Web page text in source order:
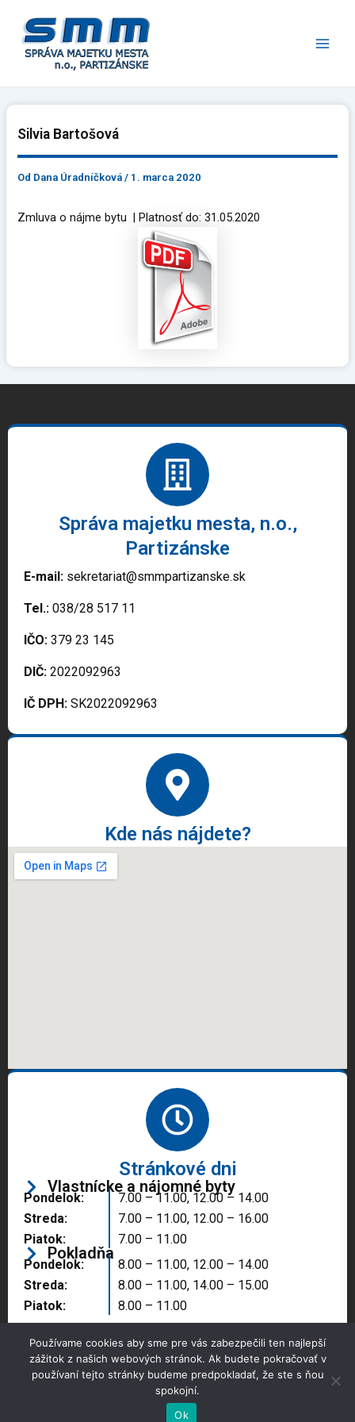
obsah
Silvia Bartošová
Od Dana Úradníčková/ 1. marca 2020
Zmluva o nájme bytu | Platnosť do: 31.05.2020
Správa majetku mesta, n.o.,
Partizánske
E-mail: sekretariat@smmpartizanske.sk
Tel.: 038/28 517 11
IČO: 379 23 145
DIČ: 2022092963
IČ DPH: SK2022092963
Kde nás nájdete?
Stránkové dni
Vlastnícke a nájomné byty
Pondelok:
Streda:
Piatok:
7.00 – 11.00, 12.00 – 14.00
7.00 – 11.00, 12.00 – 16.00
7.00 – 11.00
Pokladňa
Pondelok:
Streda:
Piatok:
8.00 – 11.00, 12.00 – 14.00
8.00 – 11.00, 14.00 – 15.00
8.00 – 11.00
Copyright © 2025 Správa majetku mesta, n.o.,
Partizánske
Používame cookies aby sme pre vás zabezpečili ten najlepší
zážitok z našich webových stránok. Ak budete pokračovať v
používaní tejto stránky budeme predpokladať, že ste s ňou
spokojní.
Ok